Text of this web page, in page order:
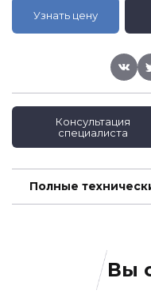
Узнать цену
Консультация
специалиста
Полные
Вы